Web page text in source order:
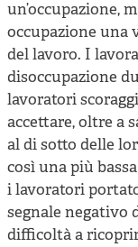
un’occupazione,
occupazione
del lavoro. I
disoccupazione
lavoratori
accettare, oltre a
al di sotto delle
così una più
i lavoratori
segnale negativo
difficoltà a